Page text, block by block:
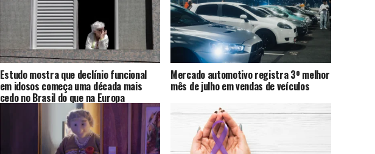
Estudo mostra que declínio funcional
em idosos começa uma década mais
cedo no Brasil do que na Europa
Mercado automotivo registra 3º melhor
mês de julho em vendas de veículos